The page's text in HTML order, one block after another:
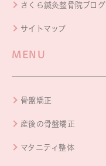
さくら鍼灸整骨院ブログ
サイトマップ
MENU
骨盤矯正
産後の骨盤矯正
マタニティ整体